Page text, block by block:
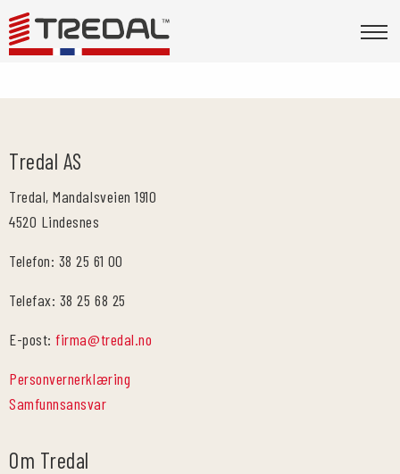
Tredal AS
Tredal, Mandalsveien 1910
4520 Lindesnes
Telefon: 38 25 61 00
Telefax: 38 25 68 25
E-post:firma@tredal.no
Personvernerklæring
Samfunnsansvar
Om Tredal